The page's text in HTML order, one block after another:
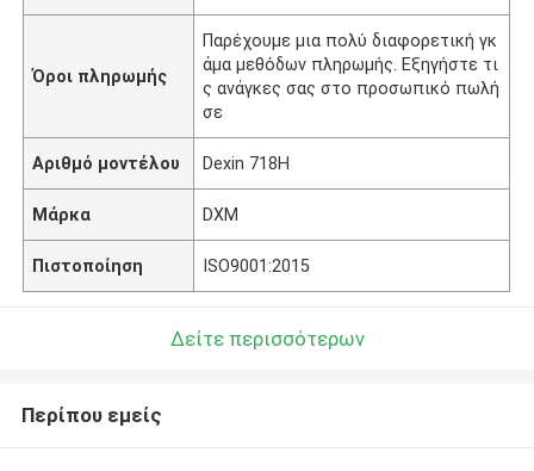
Όροι πληρωμής
Παρέχουμε μια πολύ διαφορετική γκ
άμα μεθόδων πληρωμής. Εξηγήστε τι
ς ανάγκες σας στο προσωπικό πωλή
σε
Αριθμό μοντέλου Dexin 718H
Μάρκα DXM
Πιστοποίηση ISO9001:2015
Δείτε περισσότερων
Περίπου εμείς